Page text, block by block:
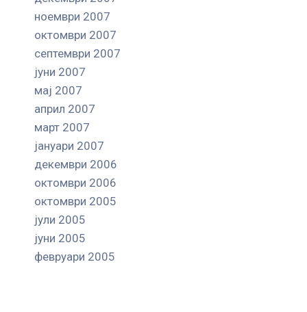
ноември 2007
октомври 2007
септември 2007
јуни 2007
мај 2007
април 2007
март 2007
јануари 2007
декември 2006
октомври 2006
октомври 2005
јули 2005
јуни 2005
февруари 2005